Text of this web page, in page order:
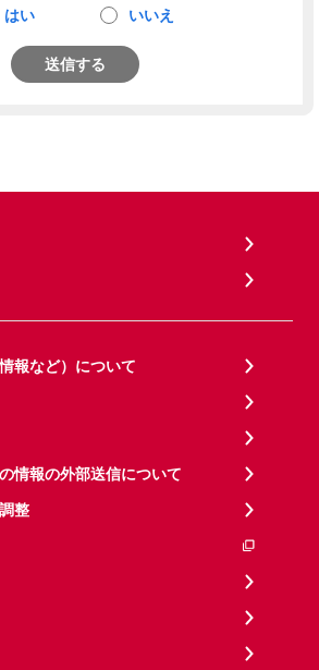
はい いいえ
送信する
報など）について
情報の外部送信について
整